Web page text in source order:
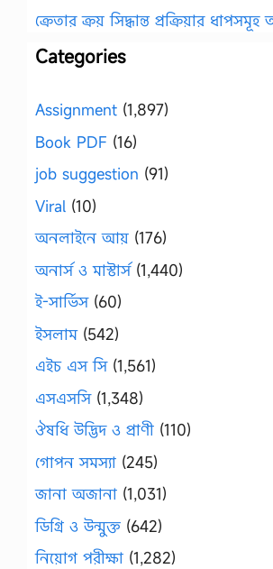
ক্রেতার ক্রয় সিদ্ধান্ত প্রক্রিয়ার
Categories
Assignment (1,897)
Book PDF (16)
job suggestion (91)
Viral (10)
অনলাইনে আয় (176)
অনার্স ও মাস্টার্স(1,440)
ই-সার্ভিস(60)
ইসলাম(542)
এইচ এস সি(1,561)
এসএসসি(1,348)
ঔষধি উদ্ভিদ ও প্রাণী (110)
গোপন সমস্যা (245)
জানা অজানা (1,031)
ডিগ্রি ও উন্মুক্ত (642)
নিয়োগ পরীক্ষা (1,282)